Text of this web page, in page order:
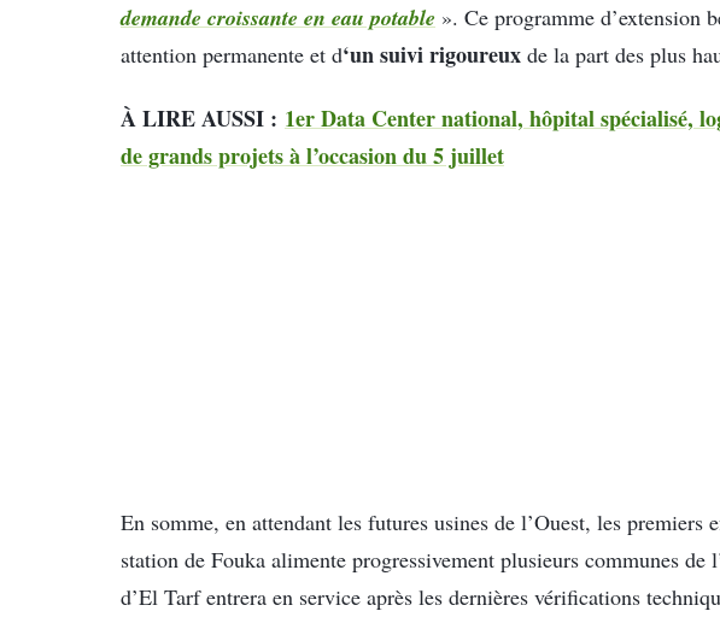
demande croissante en eau potable ». Ce programme d’extension
attention permanente et d‘un suivi rigoureux de la part des plus
À LIRE AUSSI : 1er Data Center national, hôpital spécialisé,
de grands projets à l’occasion du 5 juillet
En somme, en attendant les futures usines de l’Ouest, les premiers
station de Fouka alimente progressivement plusieurs communes de
d’El Tarf entrera en service après les dernières vérifications